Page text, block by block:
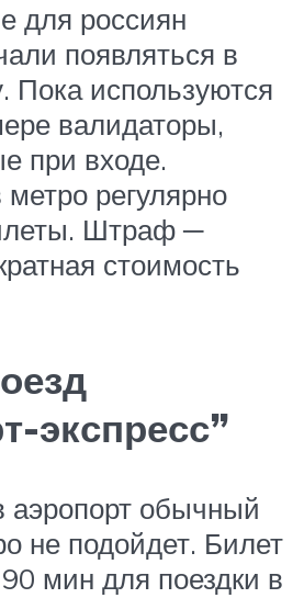
для россиян
появляться в
Пока используются
валидаторы,
при входе.
регулярно
Штраф ─
стоимость
экспресс”
аэропорт обычный
не подойдет. Билет
мин для поездки в